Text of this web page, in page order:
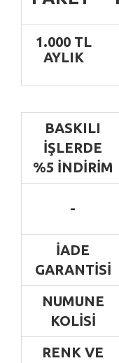
1.000 TL
AYLIK
BASKILI
IŞLERDE
%5 INDIRIM
-
İADE
GARANTISI
NUMUNE
KOLISI
RENK VE